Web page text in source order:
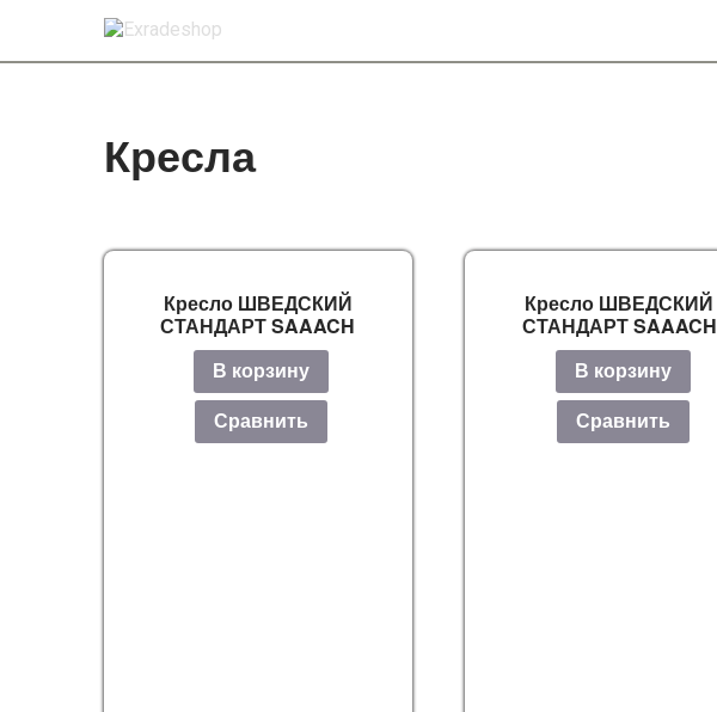
Кресла
Кресло ШВЕДСКИЙ
СТАНДАРТ SAAACH
В корзину
Сравнить
Кресло ШВЕДСКИЙ
СТАНДАРТ SAAACH
В корзину
Сравнить